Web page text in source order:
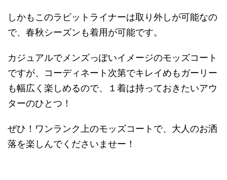
しかもこのラビットライナーは取り外しが可能なの
で、春秋シーズンも着用が可能です。
カジュアルでメンズっぽいイメージのモッズコート
ですが、コーディネート次第でキレイめもガーリー
も幅広く楽しめるので、１着は持っておきたいアウ
ターのひとつ！
ぜひ！ワンランク上のモッズコートで、大人のお洒
落を楽しんでくださいませー！